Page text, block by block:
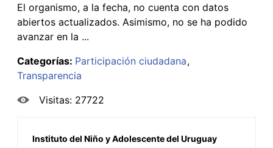
El organismo, a la fecha, no cuenta con datos
abiertos actualizados. Asimismo, no se ha podido
avanzar en la ...
Categorías: Participación ciudadana
Transparencia
Visitas: 27722
Instituto del Niño y Adolescente del Uruguay